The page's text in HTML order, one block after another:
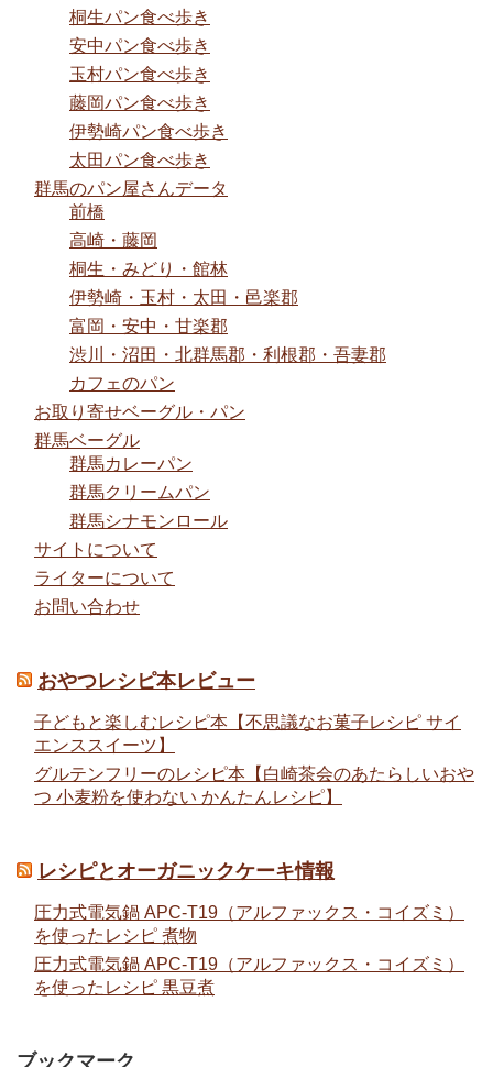
桐生パン食べ歩き
安中パン食べ歩き
玉村パン食べ歩き
藤岡パン食べ歩き
伊勢崎パン食べ歩き
太田パン食べ歩き
群馬のパン屋さんデータ
前橋
高崎・藤岡
桐生・みどり・館林
伊勢崎・玉村・太田・邑楽郡
富岡・安中・甘楽郡
渋川・沼田・北群馬郡・利根郡・吾妻郡
カフェのパン
お取り寄せベーグル・パン
群馬ベーグル
群馬カレーパン
群馬クリームパン
群馬シナモンロール
サイトについて
ライターについて
お問い合わせ
おやつレシピ本レビュー
子どもと楽しむレシピ本【不思議なお菓子レシピ サイ
エンススイーツ】
グルテンフリーのレシピ本【白崎茶会のあたらしいおや
つ 小麦粉を使わない かんたんレシピ】
レシピとオーガニックケーキ情報
圧力式電気鍋 APC-T19（アルファックス・コイズミ）
を使ったレシピ 煮物
圧力式電気鍋 APC-T19（アルファックス・コイズミ）
を使ったレシピ 黒豆煮
ブックマーク